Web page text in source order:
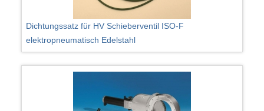
Dichtungssatz für HV Schieberventil ISO-F
elektropneumatisch Edelstahl